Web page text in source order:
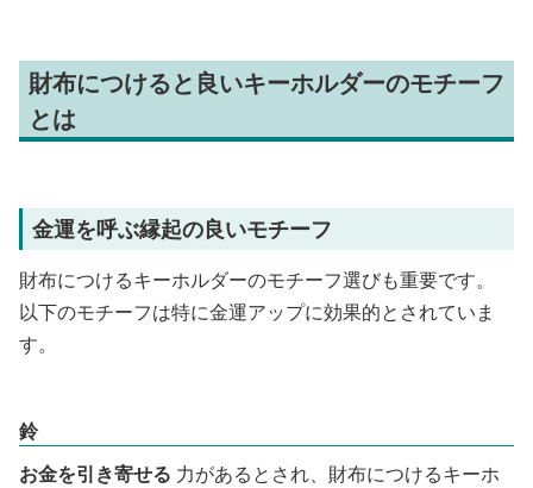
財布につけると良いキーホルダーのモチーフ
とは
金運を呼ぶ縁起の良いモチーフ
財布につけるキーホルダーのモチーフ選びも重要です。
以下のモチーフは特に金運アップに効果的とされていま
す。
鈴
お金を引き寄せる 力があるとされ、財布につけるキーホ